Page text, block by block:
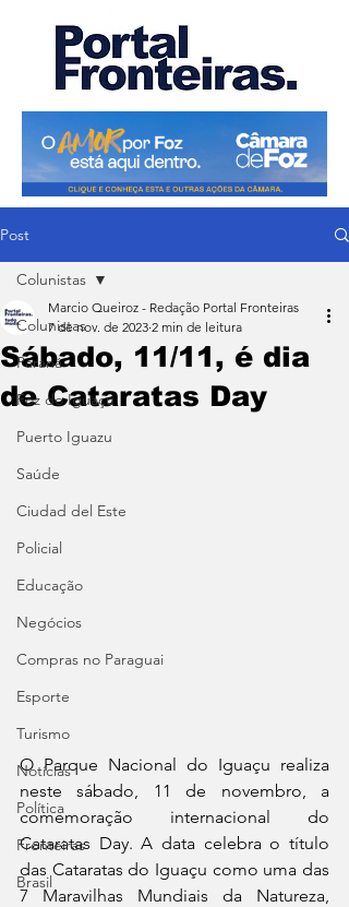
Post
Colunistas
Paraná
Foz do Iguaçu
Puerto Iguazu
Saúde
Ciudad del Este
Policial
Educação
Negócios
Compras no Paraguai
Esporte
Turismo
Notícias
Política
Fronteiras
Brasil
Colunistas
Sábado, 11/11, é dia
de Cataratas Day
Marcio Queiroz - Redação Portal Fronteiras
7 de nov. de 2023 2 min de leitura
O Parque Nacional do Iguaçu realiza
neste sábado, 11 de novembro, a
comemoração internacional do
Cataratas Day. A data celebra o título
das Cataratas do Iguaçu como uma das
7 Maravilhas Mundiais da Natureza,